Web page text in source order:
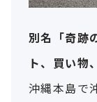
別名「奇跡
ト、買い物
沖縄本島で